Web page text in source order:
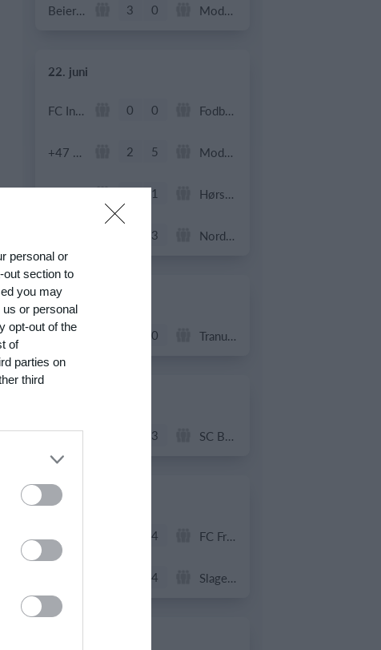
personal or
out section to
you may
or personal
opt-out of the
of
parties on
third
Beierholm - Fodbold 3 0 Modstander
22. juni
FC Internationale (Superveteran) 0 0 Fodboldorkestret
+47 Sæson 2026 2 5 Modstander
Brede IF - Det grå guld 3 1 Hørsholm
3 Nordatlantisk DK
21. juni
BIF/ØHIK 0 Tranum GF
Solens Børn 3 SC Boca Vista
19. juni
4 FC Frederikberg
4 Slagelse B&I